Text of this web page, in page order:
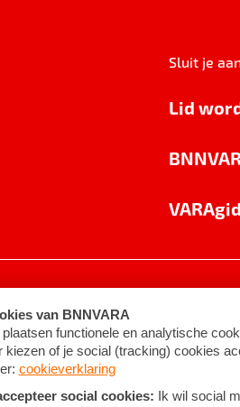
Sluit je
Lid
Algemene voorwaarden ©